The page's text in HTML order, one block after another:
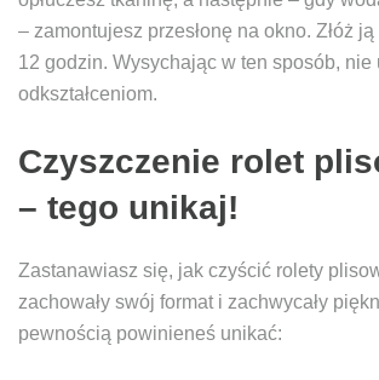
– zamontujesz przesłonę na okno. Złóż
12 godzin. Wysychając w ten sposób, nie
odkształceniom.
Czyszczenie rolet
– tego unikaj!
Zastanawiasz się, jak czyścić rolety
zachowały swój format i zachwycały
pewnością powinieneś unikać: